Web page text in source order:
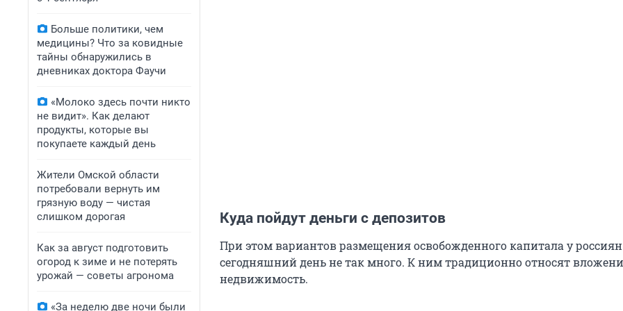
Больше политики, чем
медицины? Что за ковидные
тайны обнаружились в
дневниках доктора Фаучи
«Молоко здесь почти никто
не видит». Как делают
продукты, которые вы
покупаете каждый день
Жители Омской области
потребовали вернуть им
грязную воду — чистая
слишком дорогая
Как за август подготовить
огород к зиме и не потерять
урожай — советы агронома
«За неделю две ночи были
Куда пойдут деньги с депозитов
При этом вариантов размещения освобожденного капитала у
сегодняшний день не так много. К ним традиционно относят
недвижимость.